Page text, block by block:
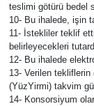
teslimi götürü bedel
10- Bu ihalede, işin
11- İstekliler teklif
belirleyecekleri
12- Bu ihalede
13- Verilen
(YüzYirmi) takvim
14- Konsorsiyum